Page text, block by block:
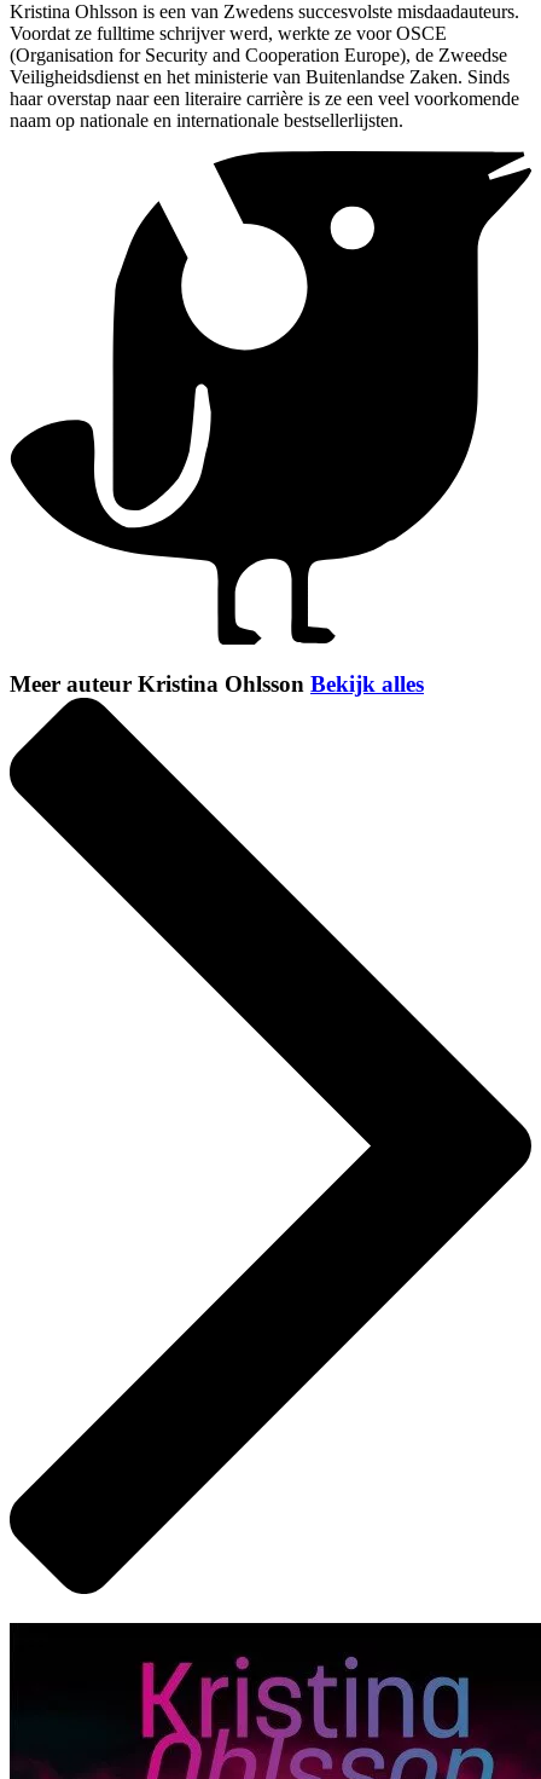
Kristina Ohlsson is een van Zwedens succesvolste misdaadauteurs.
Voordat ze fulltime schrijver werd, werkte ze voor OSCE
(Organisation for Security and Cooperation Europe), de Zweedse
Veiligheidsdienst en het ministerie van Buitenlandse Zaken. Sinds
haar overstap naar een literaire carrière is ze een veel voorkomende
naam op nationale en internationale bestsellerlijsten.
Meer auteur Kristina Ohlsson Bekijk alles